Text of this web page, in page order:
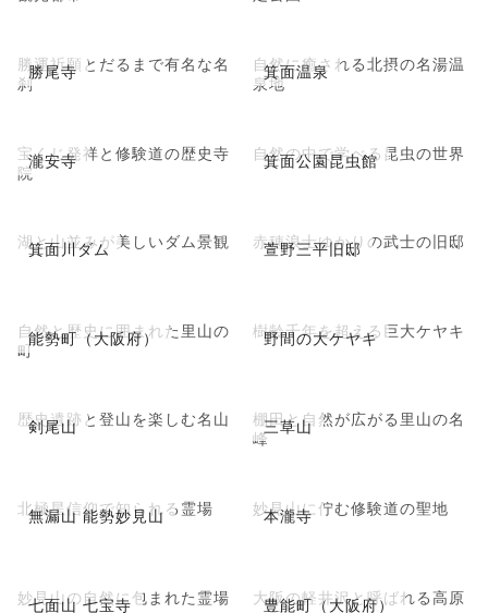
勝尾寺
勝運祈願とだるまで有名な名
刹
箕面温泉
自然に癒される北摂の名湯温
泉地
瀧安寺
宝くじ発祥と修験道の歴史寺
院
箕面公園昆虫館
自然の中で学べる昆虫の世界
箕面川ダム
湖と山並みが美しいダム景観 萱野三平旧邸
赤穂浪士ゆかりの武士の旧邸
能勢町（大阪府）
自然と歴史に囲まれた里山の
町
野間の大ケヤキ
樹齢千年を超える巨大ケヤキ
剣尾山
歴史遺跡と登山を楽しむ名山 三草山
棚田と自然が広がる里山の名
峰
無漏山 能勢妙見山
北極星信仰で知られる霊場 本瀧寺
妙見山に佇む修験道の聖地
七面山 七宝寺
妙見山の自然に包まれた霊場 豊能町（大阪府）
大阪の軽井沢と呼ばれる高原